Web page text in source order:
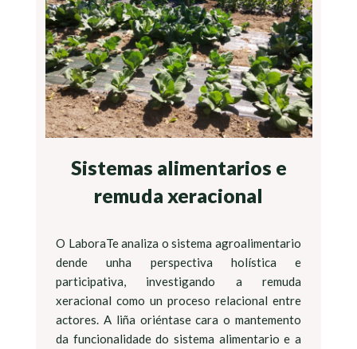
Sistemas alimentarios e
remuda xeracional
O LaboraTe analiza o sistema agroalimentario
dende unha perspectiva holística e
participativa, investigando a remuda
xeracional como un proceso relacional entre
actores. A liña oriéntase cara o mantemento
da funcionalidade do sistema alimentario e a